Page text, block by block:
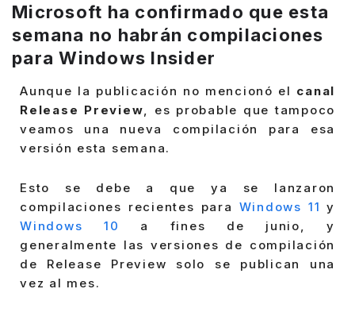
Microsoft ha confirmado que esta
semana no habrán compilaciones
para Windows Insider
Aunque la publicación no mencionó el canal
Release Preview, es probable que tampoco
veamos una nueva compilación para esa
versión esta semana.
Esto se debe a que ya se lanzaron
compilaciones recientes para Windows 11 y
Windows 10
a fines de junio, y
generalmente las versiones de compilación
de Release Preview solo se publican una
vez al mes.